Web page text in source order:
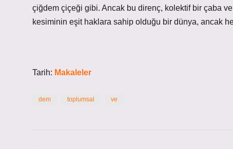
çiğdem çiçeği gibi. Ancak bu direnç, kolektif bir çaba
kesiminin eşit haklara sahip olduğu bir dünya, ancak
Tarih: Makaleler
dem toplumsal ve